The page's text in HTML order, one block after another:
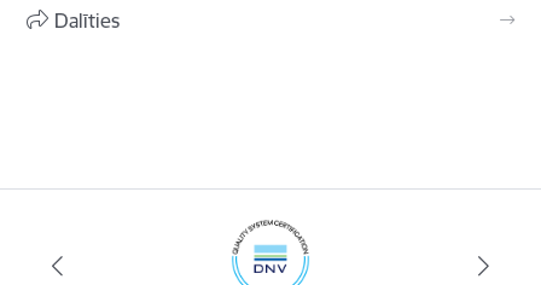
Dalīties